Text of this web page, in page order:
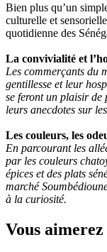
Bien plus qu’un
culturelle et
quotidienne des
La convivialité et
Les commerçants du
gentillesse et leur
se feront un plaisir de
leurs anecdotes sur
Les couleurs, les
En parcourant les
par les couleurs
épices et des plats
marché
à la curiosité.
Vous aimerez